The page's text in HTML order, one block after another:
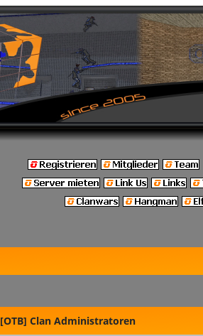
[OTB] Clan Administratoren